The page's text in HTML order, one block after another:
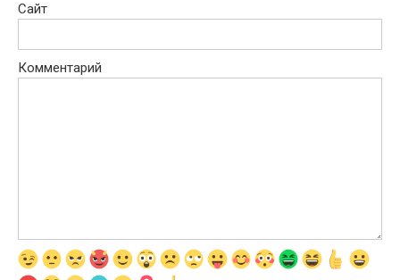
Сайт
Комментарий